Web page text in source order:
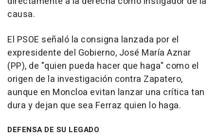
causa.
El PSOE señaló la consigna lanzada por el
expresidente del Gobierno, José María Aznar
(PP), de "quien pueda hacer que haga" como el
origen de la investigación contra Zapatero,
aunque en Moncloa evitan lanzar una crítica tan
dura y dejan que sea Ferraz quien lo haga.
DEFENSA DE SU LEGADO